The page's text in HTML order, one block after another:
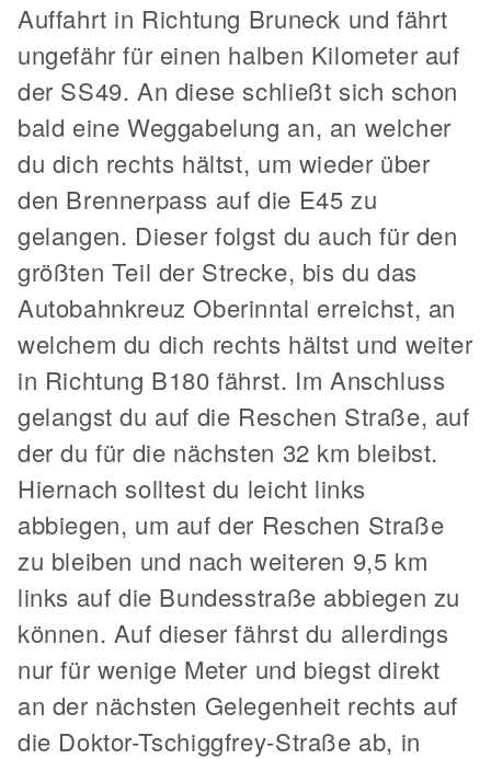
Auffahrt in Richtung Bruneck und fährt
ungefähr für einen halben Kilometer auf
der SS49. An diese schließt sich schon
bald eine Weggabelung an, an welcher
du dich rechts hältst, um wieder über
den Brennerpass auf die E45 zu
gelangen. Dieser folgst du auch für den
größten Teil der Strecke, bis du das
Autobahnkreuz Oberinntal erreichst, an
welchem du dich rechts hältst und weiter
in Richtung B180 fährst. Im Anschluss
gelangst du auf die Reschen Straße, auf
der du für die nächsten 32 km bleibst.
Hiernach solltest du leicht links
abbiegen, um auf der Reschen Straße
zu bleiben und nach weiteren 9,5 km
links auf die Bundesstraße abbiegen zu
können. Auf dieser fährst du allerdings
nur für wenige Meter und biegst direkt
an der nächsten Gelegenheit rechts auf
die Doktor-Tschiggfrey-Straße ab, in